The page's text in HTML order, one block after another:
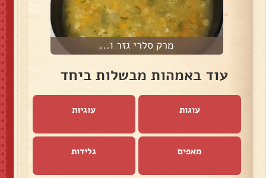
מרק סלרי גזר ו...
עוד באמהות מבשלות ביחד
עוגות עוגיות
מאפים גלידות